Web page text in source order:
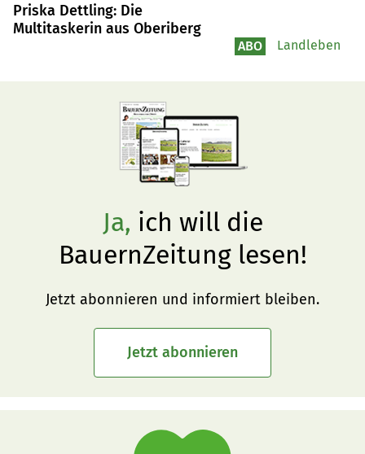
Priska Dettling: Die
Multitaskerin aus Oberiberg
ABO Landleben
Ja, ich will die
BauernZeitung lesen!
Jetzt abonnieren und informiert bleiben.
Jetzt abonnieren